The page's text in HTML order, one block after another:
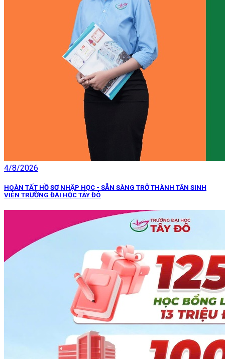
4/8/2026
HOÀN TẤT HỒ SƠ NHẬP HỌC - SẴN SÀNG TRỞ THÀNH TÂN SINH
VIÊN TRƯỜNG ĐẠI HỌC TÂY ĐÔ